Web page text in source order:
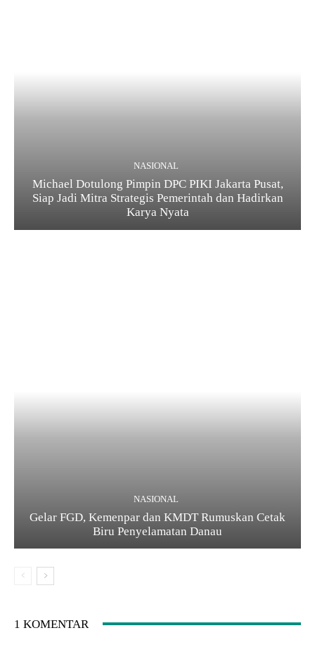
NASIONAL
Michael Dotulong Pimpin DPC PIKI Jakarta Pusat,
Siap Jadi Mitra Strategis Pemerintah dan Hadirkan
Karya Nyata
NASIONAL
Gelar FGD, Kemenpar dan KMDT Rumuskan Cetak
Biru Penyelamatan Danau
1 KOMENTAR